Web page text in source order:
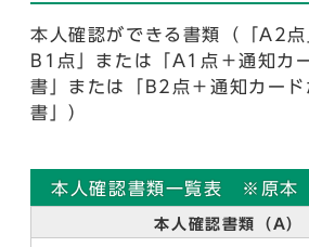
本人確認ができる書類（「A2
B1点」または「A1点＋通知カ
書」または「B2点＋通知カード
書」）
本人確認書類一覧表 ※原本
本人確認書類（A